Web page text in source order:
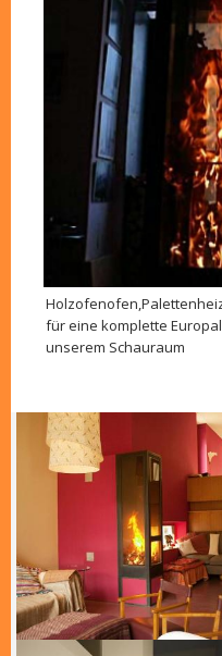
für eine komplette
unserem Schauraum